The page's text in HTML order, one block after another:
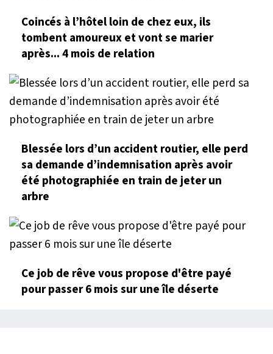
Coincés à l’hôtel loin de chez eux, ils
tombent amoureux et vont se marier
après... 4 mois de relation
Blessée lors d’un accident routier, elle perd
sa demande d’indemnisation après avoir
été photographiée en train de jeter un
arbre
Ce job de rêve vous propose d'être payé
pour passer 6 mois sur une île déserte